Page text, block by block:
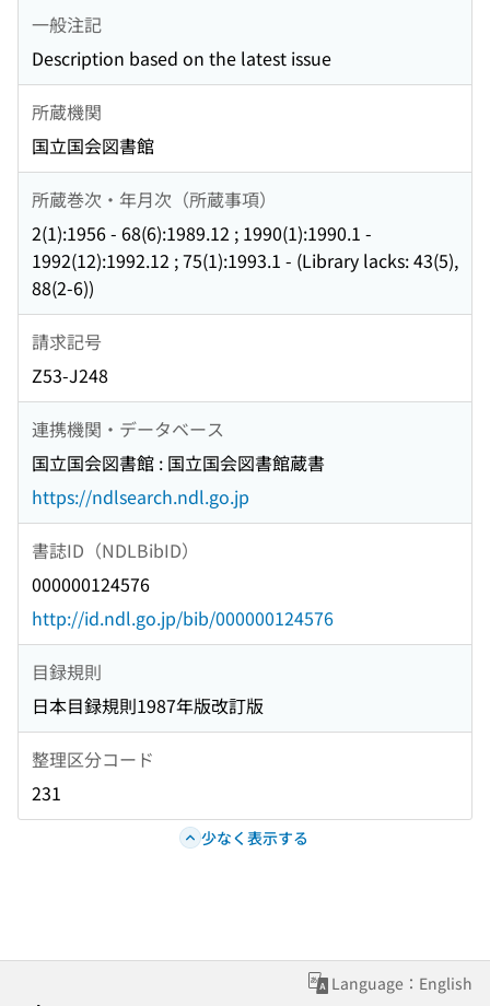
一般注記
Description based on the latest issue
所蔵機関
国立国会図書館
所蔵巻次・年月次（所蔵事項）
2(1):1956 - 68(6):1989.12 ; 1990(1):1990.1 -
1992(12):1992.12 ; 75(1):1993.1 - (Library lacks: 43(5),
88(2-6))
請求記号
Z53-J248
連携機関・データベース
国立国会図書館 : 国立国会図書館蔵書
https://ndlsearch.ndl.go.jp
書誌ID（NDLBibID）
000000124576
http://id.ndl.go.jp/bib/000000124576
目録規則
日本目録規則1987年版改訂版
整理区分コード
231
少なく表示する
Language：English